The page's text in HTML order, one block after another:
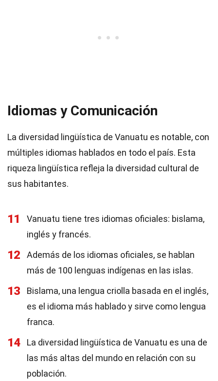
Idiomas y Comunicación
La diversidad lingüística de Vanuatu es notable, con
múltiples idiomas hablados en todo el país. Esta
riqueza lingüística refleja la diversidad cultural de
sus habitantes.
11
Vanuatu tiene tres idiomas oficiales: bislama,
inglés y francés.
12
Además de los idiomas oficiales, se hablan
más de 100 lenguas indígenas en las islas.
13
Bislama, una lengua criolla basada en el inglés,
es el idioma más hablado y sirve como lengua
franca.
14
La diversidad lingüística de Vanuatu es una de
las más altas del mundo en relación con su
población.